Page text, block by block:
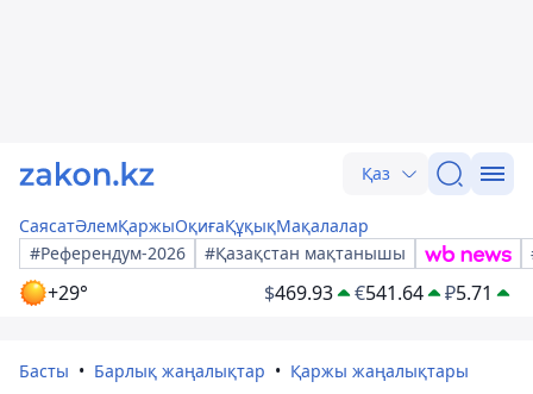
Қаз
СаясатӘлемҚаржыОқиғаҚұқықМақалалар
#Референдум-2026
#Қазақстан мақтанышы
+29° $469.93 €541.64 ₽5.71
Басты Барлық жаңалықтар Қаржы жаңалықтары